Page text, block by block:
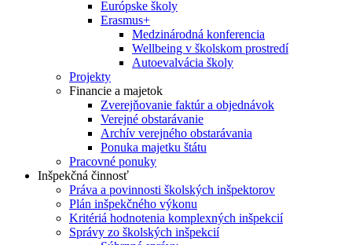
Európske školy
Erasmus+
Medzinárodná konferencia
Wellbeing v školskom prostredí
Autoevalvácia školy
Projekty
Financie a majetok
Zverejňovanie faktúr a objednávok
Verejné obstarávanie
Archív verejného obstarávania
Ponuka majetku štátu
Pracovné ponuky
Inšpekčná činnosť
Práva a povinnosti školských inšpektorov
Plán inšpekčného výkonu
Kritériá hodnotenia komplexných inšpekcií
Správy zo školských inšpekcií